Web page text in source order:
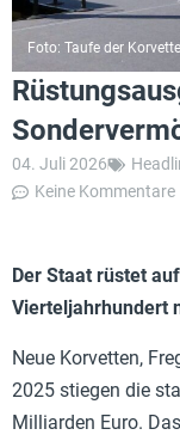
Foto: Taufe der
04. Juli 2026
Keine Kommentare
Der Staat rüstet
Vierteljahrhundert
Neue Korvetten,
2025 stiegen die
Milliarden Euro.